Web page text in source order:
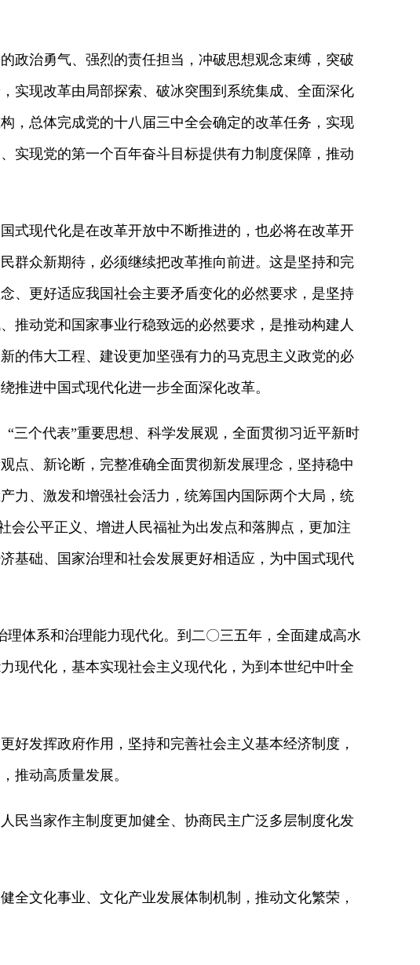
治勇气、强烈的责任担当，冲破思想观念束缚，突破
实现改革由局部探索、破冰突围到系统集成、全面深化
，总体完成党的十八届三中全会确定的改革任务，实现
实现党的第一个百年奋斗目标提供有力制度保障，推动
现代化是在改革开放中不断推进的，也必将在改革开
群众新期待，必须继续把改革推向前进。这是坚持和完
、更好适应我国社会主要矛盾变化的必然要求，是坚持
推动党和国家事业行稳致远的必然要求，是推动构建人
的伟大工程、建设更加坚强有力的马克思主义政党的必
推进中国式现代化进一步全面深化改革。
个代表”重要思想、科学发展观，全面贯彻习近平新时
点、新论断，完整准确全面贯彻新发展理念，坚持稳中
力、激发和增强社会活力，统筹国内国际两个大局，统
会公平正义、增进人民福祉为出发点和落脚点，更加注
基础、国家治理和社会发展更好相适应，为中国式现代
体系和治理能力现代化。到二〇三五年，全面建成高水
现代化，基本实现社会主义现代化，为到本世纪中叶全
发挥政府作用，坚持和完善社会主义基本经济制度，
推动高质量发展。
当家作主制度更加健全、协商民主广泛多层制度化发
文化事业、文化产业发展体制机制，推动文化繁荣，